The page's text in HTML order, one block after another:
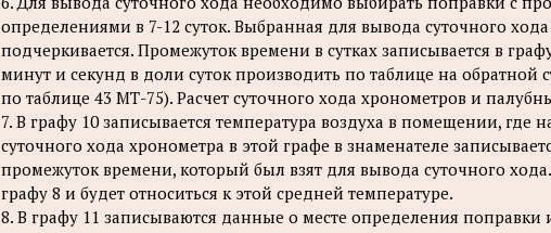
определениями в 7-12 суток. Выбранная для вывода суточного
подчеркивается. Промежуток времени в сутках записывается в
минут и секунд в доли суток производить по таблице на обратной
по таблице 43 МТ-75). Расчет суточного хода хронометров и
7. В графу 10 записывается температура воздуха в помещении, где
суточного хода хронометра в этой графе в знаменателе
промежуток времени, который был взят для вывода суточного
графу 8 и будет относиться к этой средней температуре.
8. В графу 11 записываются данные о месте определения